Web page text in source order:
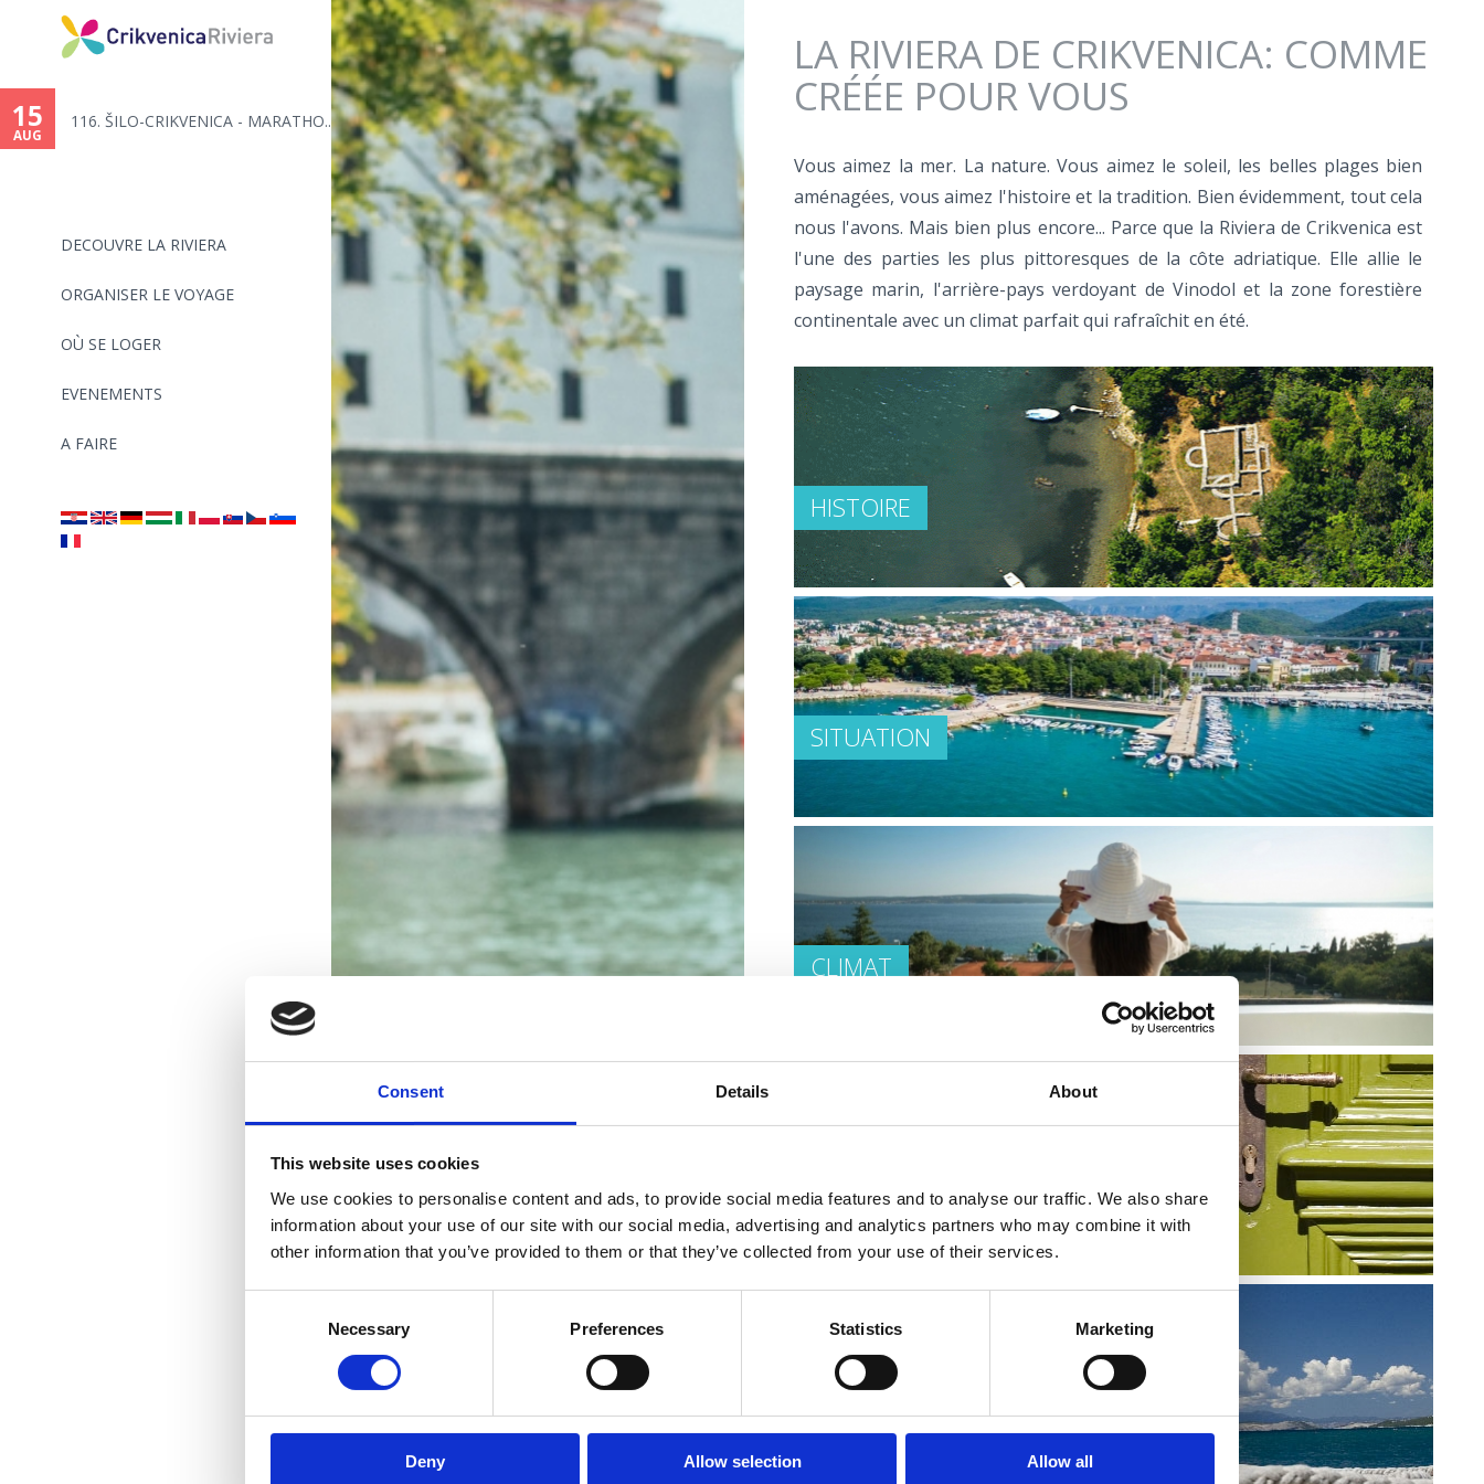
Consent Details About
This website uses cookies
We use cookies to personalise content and ads, to provide social media features and to analyse our traffic. We also share
information about your use of our site with our social media, advertising and analytics partners who may combine it with
other information that you’ve provided to them or that they’ve collected from your use of their services.
Necessary Preferences Statistics Marketing
Deny Allow selection Allow all
Jump to navigation
DECOUVRE LA RIVIERA
ORGANISER LE VOYAGE
OÙ SE LOGER
EVENEMENTS
A FAIRE
15
AUG
116. ŠILO-CRIKVENICA - MARATHO...
LA RIVIERA DE CRIKVENICA: COMME
CRÉÉE POUR VOUS
Vous aimez la mer. La nature. Vous aimez le soleil, les belles plages bien
aménagées, vous aimez l'histoire et la tradition. Bien évidemment, tout cela
nous l'avons. Mais bien plus encore... Parce que la Riviera de Crikvenica est
l'une des parties les plus pittoresques de la côte adriatique. Elle allie le
paysage marin, l'arrière-pays verdoyant de Vinodol et la zone forestière
continentale avec un climat parfait qui rafraîchit en été.
HISTOIRE
SITUATION
CLIMAT
CONTACT
LES LOCALITES DE LA RIVIERA